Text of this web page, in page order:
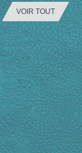
VOIR TOUT